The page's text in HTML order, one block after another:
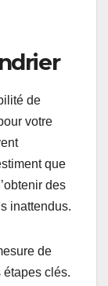
de
votre
que
des
inattendus.
de
clés.